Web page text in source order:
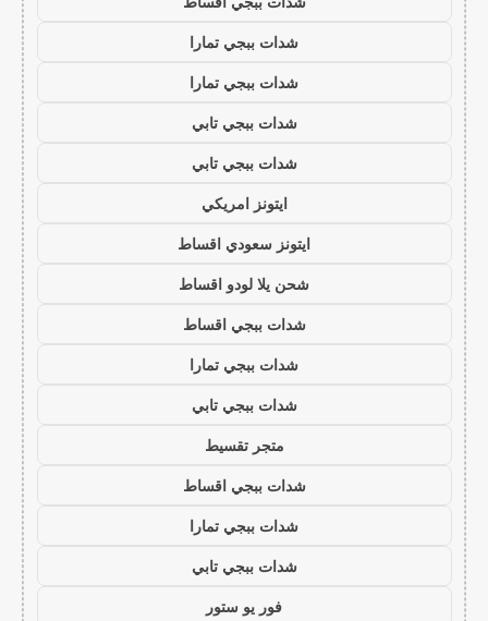
شدات ببجي تمارا
شدات ببجي تمارا
شدات ببجي تابي
شدات ببجي تابي
ايتونز امريكي
ايتونز سعودي اقساط
شحن يلا لودو اقساط
شدات ببجي اقساط
شدات ببجي تمارا
شدات ببجي تابي
متجر تقسيط
شدات ببجي اقساط
شدات ببجي تمارا
شدات ببجي تابي
فور يو ستور